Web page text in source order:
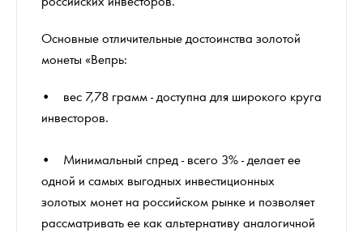
Основные отличительные достоинства золотой
монеты «Вепрь:
• вес 7,78 грамм - доступна для широкого круга
инвесторов.
• Минимальный спред - всего 3% - делает ее
одной и самых выгодных инвестиционных
золотых монет на российском рынке и позволяет
рассматривать ее как альтернативу аналогичной